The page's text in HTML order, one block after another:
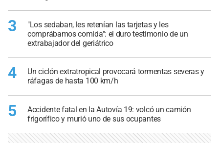
3
"Los sedaban, les retenían las tarjetas y les
comprábamos comida": el duro testimonio de un
extrabajador del geriátrico
4
Un ciclón extratropical provocará tormentas severas y
ráfagas de hasta 100 km/h
5
Accidente fatal en la Autovía 19: volcó un camión
frigorífico y murió uno de sus ocupantes